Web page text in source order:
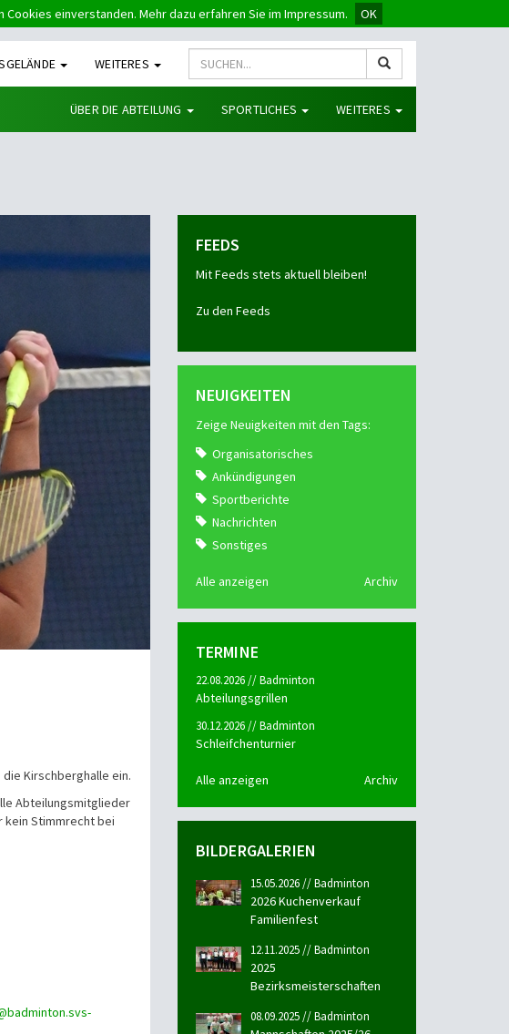
einverstanden. Mehr dazu erfahren Sie im Impressum. OK
WEITERES
ÜBER DIE ABTEILUNG SPORTLICHES WEITERES
die Kirschberghalle ein.
Abteilungsmitglieder
kein Stimmrecht bei
FEEDS
Mit Feeds stets aktuell bleiben!
Zu den Feeds
NEUIGKEITEN
Zeige Neuigkeiten mit den Tags:
Organisatorisches
Ankündigungen
Sportberichte
Nachrichten
Sonstiges
Alle anzeigen Archiv
TERMINE
22.08.2026 // Badminton
Abteilungsgrillen
30.12.2026 // Badminton
Schleifchenturnier
Alle anzeigen Archiv
BILDERGALERIEN
15.05.2026 // Badminton
2026 Kuchenverkauf
Familienfest
12.11.2025 // Badminton
2025
Bezirksmeisterschaften
08.09.2025 // Badminton